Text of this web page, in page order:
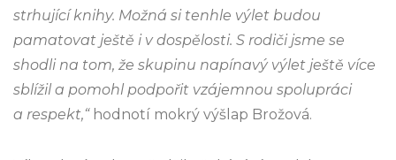
strhující knihy. Možná si tenhle výlet budou
pamatovat ještě i v dospělosti. S rodiči jsme se
shodli na tom, že skupinu napínavý výlet ještě více
sblížil a pomohl podpořit vzájemnou spolupráci
a respekt,“hodnotí mokrý výšlap Brožová.